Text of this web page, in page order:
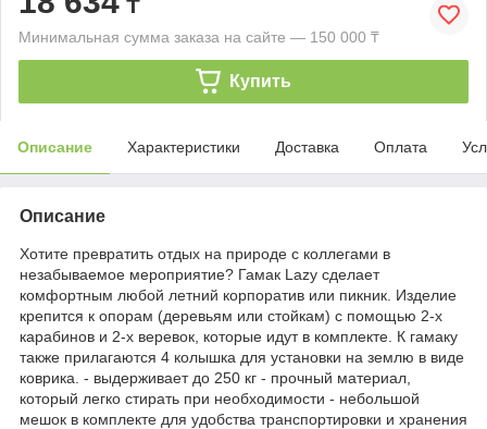
Минимальная сумма заказа на сайте — 150 000 ₸
Купить
Описание Характеристики Доставка Оплата
Описание
Хотите превратить отдых на природе с коллегами в
незабываемое мероприятие? Гамак Lazy сделает
комфортным любой летний корпоратив или пикник. Изделие
крепится к опорам (деревьям или стойкам) с помощью 2-х
карабинов и 2-х веревок, которые идут в комплекте. К гамаку
также прилагаются 4 колышка для установки на землю в виде
коврика. - выдерживает до 250 кг - прочный материал,
который легко стирать при необходимости - небольшой
мешок в комплекте для удобства транспортировки и хранения